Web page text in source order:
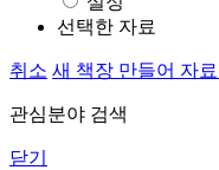
선택한 자료
취소 새 책장 만들어 자료
관심분야 검색
닫기